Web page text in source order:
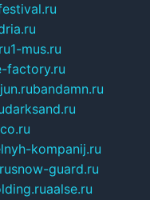
1-mus.ru
factory.ru
bandamn.ru
darksand.ru
kompanij.ru
snow-guard.ru
aalse.ru